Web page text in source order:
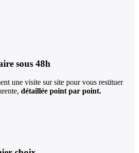
sous 48h
une visite sur site pour vous restituer
détaillée point par point.